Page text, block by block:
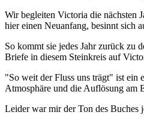
Wir begleiten Victoria die nächsten
hier einen Neuanfang, besinnt sich
So kommt sie jedes Jahr zurück zu
Briefe in diesem Steinkreis auf
"So weit der Fluss uns trägt" ist ein
Atmosphäre und die Auflösung am
Leider war mir der Ton des Buches